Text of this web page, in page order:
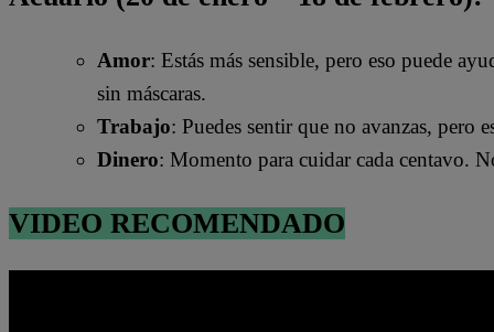
Amor: Estás más sensible, pero eso puede
sin máscaras.
Trabajo: Puedes sentir que no avanzas, pero
Dinero: Momento para cuidar cada centavo.
VIDEO RECOMENDADO